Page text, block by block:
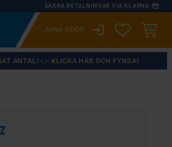
SÄKRA BETALNINGAR VIA KLARNA payment
login ÖNSKELISTA
ANTAL! 👉 KLICKA HÄR OCH FYNDA!